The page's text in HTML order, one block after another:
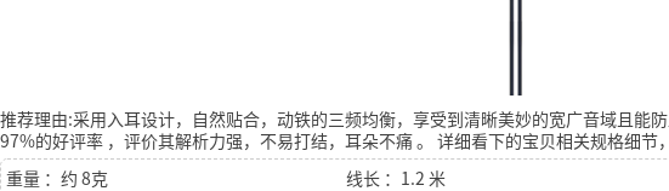
推荐理由:采用入耳设计，自然贴合，动铁的三频均衡，享受到清晰美妙的宽广音域且能防
97%的好评率 ，评价其解析力强，不易打结，耳朵不痛。 详细看下的宝贝相关规格细节
重量 ：约 8克
线长 ：1.2 米